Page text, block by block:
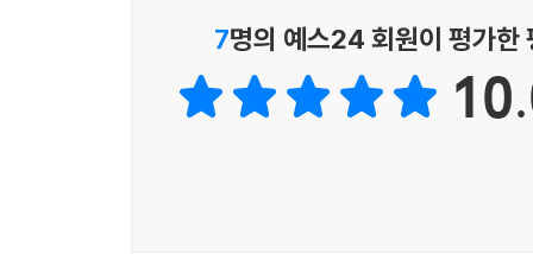
7명의 예스24 회원이 평가한